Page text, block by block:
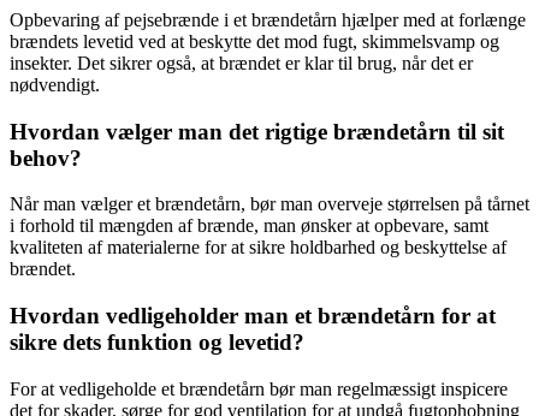
Opbevaring af pejsebrænde i et brændetårn hjælper med at forlænge
brændets levetid ved at beskytte det mod fugt, skimmelsvamp og
insekter. Det sikrer også, at brændet er klar til brug, når det er
nødvendigt.
Hvordan vælger man det rigtige brændetårn til sit
behov?
Når man vælger et brændetårn, bør man overveje størrelsen på tårnet
i forhold til mængden af brænde, man ønsker at opbevare, samt
kvaliteten af materialerne for at sikre holdbarhed og beskyttelse af
brændet.
Hvordan vedligeholder man et brændetårn for at
sikre dets funktion og levetid?
For at vedligeholde et brændetårn bør man regelmæssigt inspicere
det for skader, sørge for god ventilation for at undgå fugtophobning